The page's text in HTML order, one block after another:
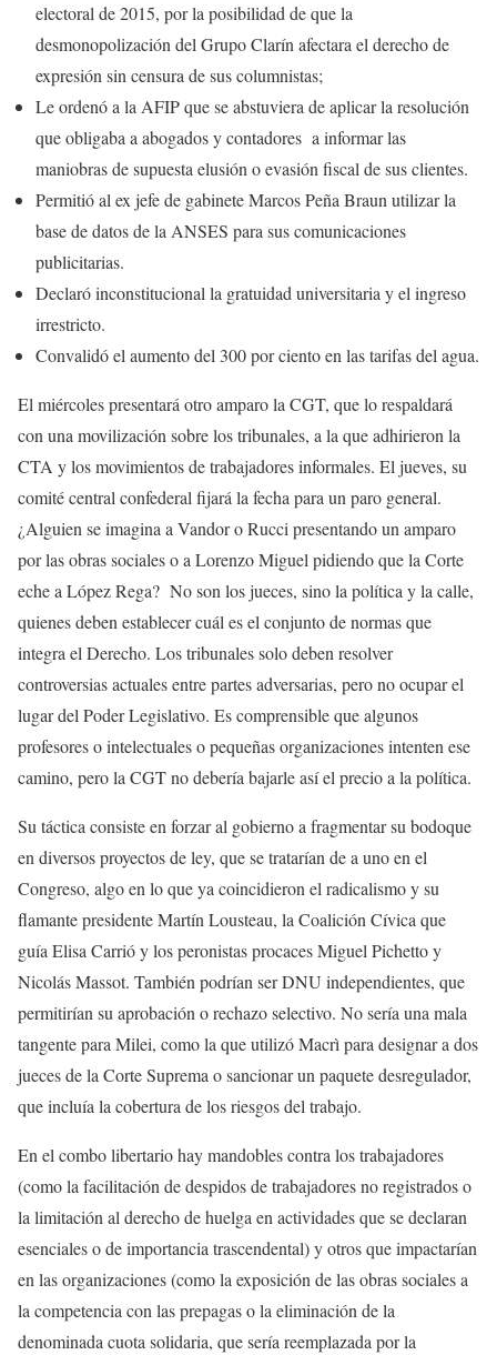
electoral de 2015, por la posibilidad de que la
desmonopolización del Grupo Clarín afectara el derecho de
expresión sin censura de sus columnistas;
Le ordenó a la AFIP que se abstuviera de aplicar la resolución
que obligaba a abogados y contadores a informar las
maniobras de supuesta elusión o evasión fiscal de sus clientes.
Permitió al ex jefe de gabinete Marcos Peña Braun utilizar la
base de datos de la ANSES para sus comunicaciones
publicitarias.
Declaró inconstitucional la gratuidad universitaria y el ingreso
irrestricto.
Convalidó el aumento del 300 por ciento en las tarifas del agua.
El miércoles presentará otro amparo la CGT, que lo respaldará
con una movilización sobre los tribunales, a la que adhirieron la
CTA y los movimientos de trabajadores informales. El jueves, su
comité central confederal fijará la fecha para un paro general.
¿Alguien se imagina a Vandor o Rucci presentando un amparo
por las obras sociales o a Lorenzo Miguel pidiendo que la Corte
eche a López Rega? No son los jueces, sino la política y la calle,
quienes deben establecer cuál es el conjunto de normas que
integra el Derecho. Los tribunales solo deben resolver
controversias actuales entre partes adversarias, pero no ocupar el
lugar del Poder Legislativo. Es comprensible que algunos
profesores o intelectuales o pequeñas organizaciones intenten ese
camino, pero la CGT no debería bajarle así el precio a la política.
Su táctica consiste en forzar al gobierno a fragmentar su bodoque
en diversos proyectos de ley, que se tratarían de a uno en el
Congreso, algo en lo que ya coincidieron el radicalismo y su
flamante presidente Martín Lousteau, la Coalición Cívica que
guía Elisa Carrió y los peronistas procaces Miguel Pichetto y
Nicolás Massot. También podrían ser DNU independientes, que
permitirían su aprobación o rechazo selectivo. No sería una mala
tangente para Milei, como la que utilizó Macrì para designar a dos
jueces de la Corte Suprema o sancionar un paquete desregulador,
que incluía la cobertura de los riesgos del trabajo.
En el combo libertario hay mandobles contra los trabajadores
(como la facilitación de despidos de trabajadores no registrados o
la limitación al derecho de huelga en actividades que se declaran
esenciales o de importancia trascendental) y otros que impactarían
en las organizaciones (como la exposición de las obras sociales a
la competencia con las prepagas o la eliminación de la
denominada cuota solidaria, que sería reemplazada por la